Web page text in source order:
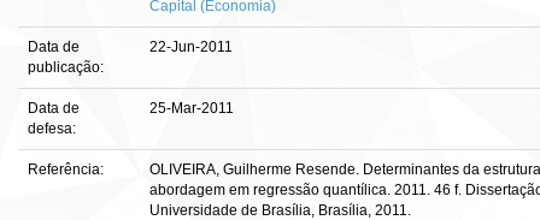
Capital (Economia)
Data de
publicação:
22-Jun-2011
Data de
defesa:
25-Mar-2011
Referência:
OLIVEIRA, Guilherme Resende. Determinantes da
abordagem em regressão quantílica. 2011. 46 f.
Universidade de Brasília, Brasília, 2011.